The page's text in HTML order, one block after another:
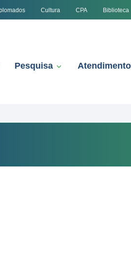
Cultura CPA Biblioteca
Pesquisa